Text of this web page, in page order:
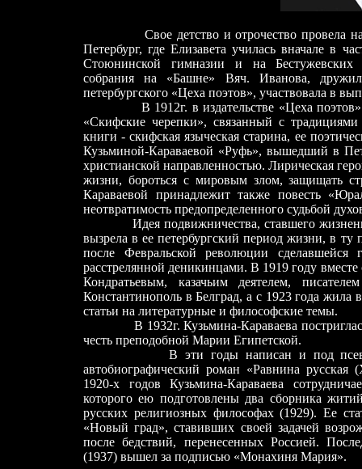
Свое детство и отрочество провела
Петербург,где Елизавета училась вначале в
Стоюнинской гимназии и на Бестужевских
собрания на «Башне» Вяч. Иванова,
петербургского «Цеха поэтов», участвовала в
В 1912г. в издательстве «Цеха поэтов»
«Скифские черепки», связанный с
книги - скифская языческая старина, ее
Кузьминой-Караваевой «Руфь», вышедший в
христианской направленностью. Лирическая
жизни, бороться с мировым злом, защищать
Караваевой принадлежит также повесть
неотвратимость предопределенного судьбой
Идея подвижничества, ставшего
вызрела веепетербургский период жизни, в ту
после Февральской революции
расстрелянной деникинцами.В 1919 году
Кондратьевым, казачьим деятелем, писателем
Константинополь в Белград, а с1923года жила в
статьи на литературные и философские темы.
В 1932г. Кузьмина-Караваева
честь преподобной Марии Египетской.
В эти годы написан и под
автобиографический роман «Равнина
1920-х годов Кузьмина-Караваева
которого ею подготовлены два сборника
русских религиозных философах (1929). Ее
«Новый град», ставивших своей задачей
после бедствий, перенесенных Россией.
(1937) вышел за подписью «Монахиня Мария».